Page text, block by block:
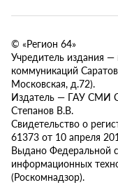
© «Регион 64»
Учредитель издания
коммуникаций
Московская, д.72).
Издатель — ГАУ СМИ
Степанов В.В.
Свидетельство о
61373 от 10 апреля
Выдано Федеральной
информационных
(Роскомнадзор).